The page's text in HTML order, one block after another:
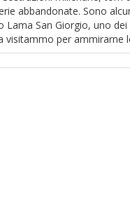
abbandonate. Sono
Lama San Giorgio, uno
visitammo per ammirarne